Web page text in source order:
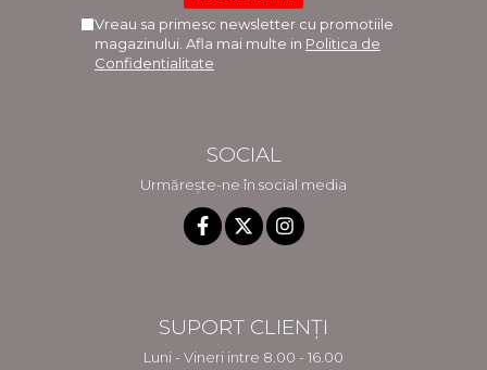
Vreau sa primesc newsletter cu promotiile
magazinului. Afla mai multe in Politica de
Confidentialitate
SOCIAL
Urmărește-ne în social media
SUPORT CLIENȚI
Luni - Vineri intre 8.00 - 16.00